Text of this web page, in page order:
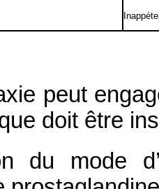
peut
doit être
du mode